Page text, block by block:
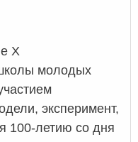
X
молодых
эксперимент,
100-летию со дня